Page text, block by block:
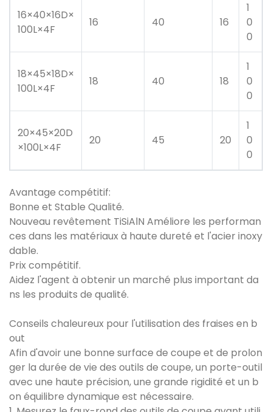
16×40×16D×
100L×4F
16 40 16
1
0
0
18×45×18D×
100L×4F
18 40 18
1
0
0
20×45×20D
×100L×4F
20 45 20
1
0
0
Avantage compétitif:
Bonne et Stable Qualité.
Nouveau revêtement TiSiAlN Améliore les performan
ces dans les matériaux à haute dureté et l'acier inoxy
dable.
Prix ​​compétitif.
Aidez l'agent à obtenir un marché plus important da
ns les produits de qualité.
Conseils chaleureux pour l'utilisation des fraises en b
out
Afin d'avoir une bonne surface de coupe et de prolon
ger la durée de vie des outils de coupe, un porte-outil
avec une haute précision, une grande rigidité et un b
on équilibre dynamique est nécessaire.